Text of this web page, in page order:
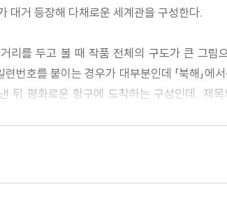
대거 등장해 다채로운 세계관을 구성한다.
리를 두고 볼 때 작품 전체의 구도가 큰 그
호를 붙이는 경우가 대부분인데 「북해」에
뒤 평화로운 항구에 도착하는 구성인데, 제
널리즘 문체, 즉 신문의 문예란과 유사한 문
이어 꼬리를 물고 드러나며 한 가지 주제에
유도하는 독특한 형태의 산문이다.